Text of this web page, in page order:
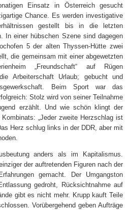
Einsatz in Österreich gesucht
Chance. Es werden investigative
gestellt bis in die letzten
In einer hübschen Szene sind dagegen
5 der alten Thyssen-Hütte zwei
die gemeinsam mit einer abgewetzten
„Freundschaft“ auf Rügen
Arbeiterschaft Urlaub; gebucht und
Beim Sport war das
Stolz wird von seiner Teilnahme
erzählt. Und wie schön klingt der
„Jeder zweite Herzschlag ist
Herz schlug links in der DDR, aber mit
anders als im Kapitalismus.
der auftretenden Figuren nach der
gemacht. Der Umgangston
gedroht, Rücksichtnahme auf
gibt es nicht mehr. Krupp kauft Teile
Vorübergehend geben Aufträge